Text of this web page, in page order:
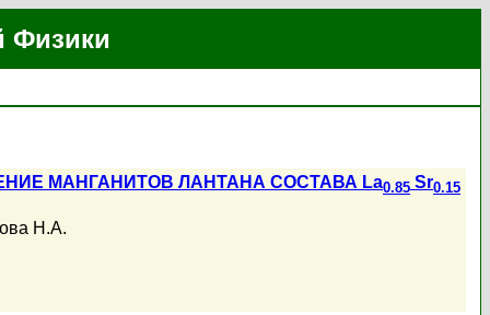
Физики
МАНГАНИТОВ ЛАНТАНА СОСТАВА La0.85 Sr0.15
Н.А.